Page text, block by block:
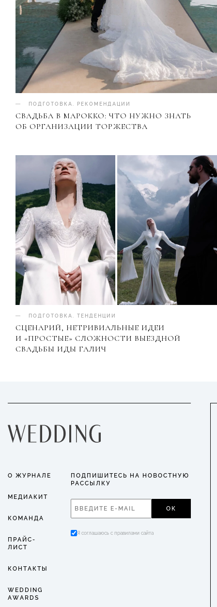
ПОДГОТОВКА РЕКОМЕНДАЦИИ
СВАДЬБА В МАРОККО: ЧТО НУЖНО ЗНАТЬ
ОБ ОРГАНИЗАЦИИ ТОРЖЕСТВА
ПОДГОТОВКА ТЕНДЕНЦИИ
СЦЕНАРИЙ, НЕТРИВИАЛЬНЫЕ ИДЕИ
И «ПРОСТЫЕ» СЛОЖНОСТИ ВЫЕЗДНОЙ
СВАДЬБЫ ИДЫ ГАЛИЧ
О ЖУРНАЛЕ
МЕДИАКИТ
КОМАНДА
ПРАЙС-
ЛИСТ
КОНТАКТЫ
WEDDING
AWARDS
ПОДПИШИТЕСЬ НА НОВОСТНУЮ
РАССЫЛКУ
ОК
Я соглашаюсь с правилами сайта